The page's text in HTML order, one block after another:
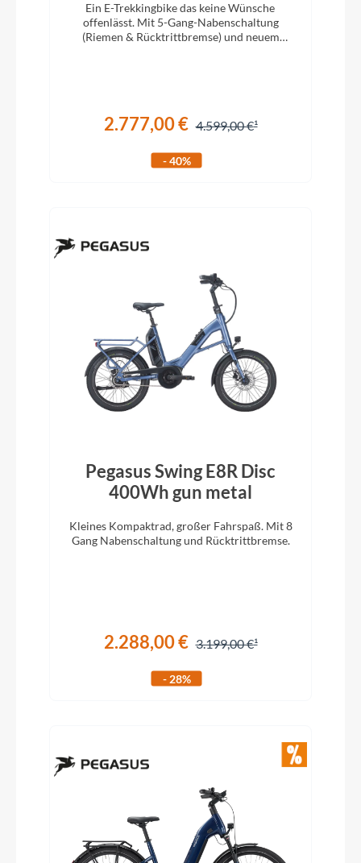
Ein E-Trekkingbike das keine Wünsche
offenlässt. Mit 5-Gang-Nabenschaltung
(Riemen & Rücktrittbremse) und neuem
2.777,00 € 4.599,00 €
- 40%
Pegasus Swing E8R Disc
400Wh gun metal
Kleines Kompaktrad, großer Fahrspaß. Mit 8
Gang Nabenschaltung und Rücktrittbremse.
2.288,00 € 3.199,00 €
- 28%